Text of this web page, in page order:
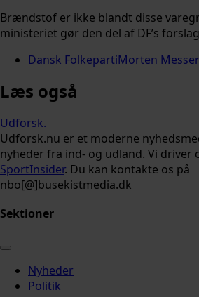
Brændstof er ikke blandt disse
ministeriet gør den del af DF’s
Dansk FolkepartiMorten
Læs også
Udforsk.
Udforsk.nu er et moderne
nyheder fra ind- og udland. Vi driver
SportInsider. Du kan kontakte os på
nbo[@]busekistmedia.dk
Sektioner
Nyheder
Politik